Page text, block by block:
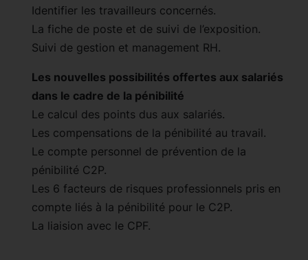
Identifier les travailleurs concernés.
La fiche de poste et de suivi de l’exposition.
Suivi de gestion et management RH.
Les nouvelles possibilités offertes aux salariés
dans le cadre de la pénibilité
Le calcul des points dus aux salariés.
Les compensations de la pénibilité au travail.
Le compte personnel de prévention de la
pénibilité C2P.
Les 6 facteurs de risques professionnels pris en
compte liés à la pénibilité pour le C2P.
La liaision avec le CPF.